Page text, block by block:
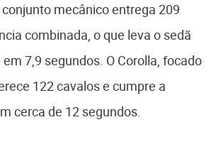
mecânico entrega 209
combinada, o que leva o sedã
7,9 segundos. O Corolla, focado
122 cavalos e cumpre a
cerca de 12 segundos.